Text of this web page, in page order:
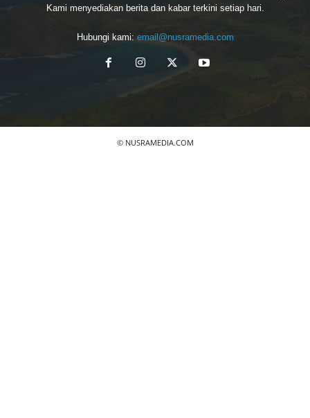
Kami menyediakan berita dan kabar terkini setiap hari.
Hubungi kami: email@nusramedia.com
© NUSRAMEDIA.COM